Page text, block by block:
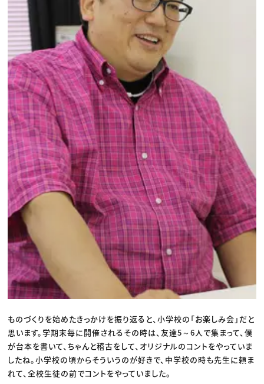
ものづくりを始めたきっかけを振り返ると、小学校の「お楽しみ会」だと
思います。学期末毎に開催されるその時は、友達5～6人で集まって、僕
が台本を書いて、ちゃんと稽古をして、オリジナルのコントをやっていま
したね。小学校の頃からそういうのが好きで、中学校の時も先生に頼ま
れて、全校生徒の前でコントをやっていました。